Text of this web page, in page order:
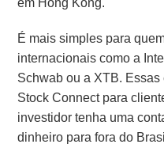
É mais simples para
internacionais como a
Schwab ou a XTB.
Stock Connect para
investidor tenha uma
dinheiro para fora do